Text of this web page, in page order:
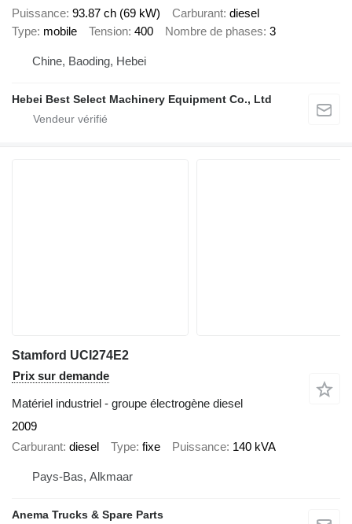
Puissance 93.87 ch (69 kW) Carburant diesel
Type mobile Tension 400 Nombre de phases 3
Chine, Baoding, Hebei
Hebei Best Select Machinery Equipment Co., Ltd
Stamford UCI274E2
Prix sur demande
Matériel industriel - groupe électrogène diesel
2009
Carburant diesel Type fixe Puissance 140 kVA
Pays-Bas, Alkmaar
Anema Trucks & Spare Parts